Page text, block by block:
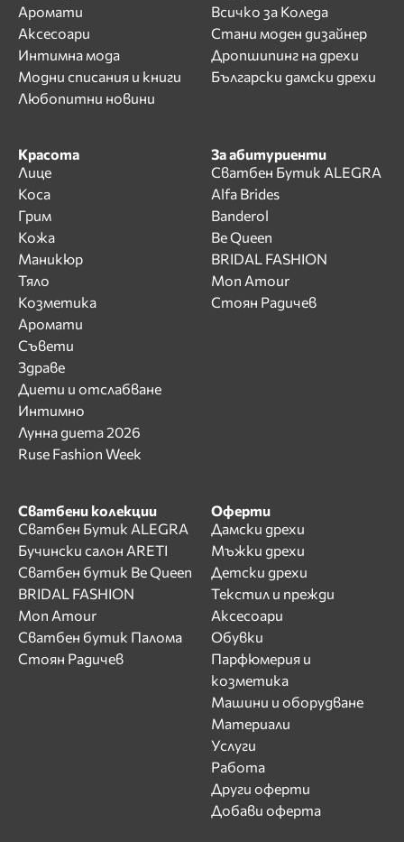
Аромати
Аксесоари
Интимна мода
Модни списания и книги
Любопитни новини
Всичко за Коледа
Стани моден дизайнер
Дропшипинг на дрехи
Български дамски дрехи
Красота
Лице
Коса
Грим
Кожа
Маникюр
Тяло
Козметика
Аромати
Съвети
Здраве
Диети и отслабване
Интимно
Лунна диета 2026
Ruse Fashion Week
За абитуриенти
Сватбен Бутик ALEGRA
Alfa Brides
Banderol
Be Queen
BRIDAL FASHION
Mon Amour
Стоян Радичев
Сватбени колекции
Сватбен Бутик ALEGRA
Бучински салон ARETI
Сватбен бутик Be Queen
BRIDAL FASHION
Mon Amour
Сватбен бутик Палома
Стоян Радичев
Оферти
Дамски дрехи
Мъжки дрехи
Детски дрехи
Текстил и прежди
Аксесоари
Обувки
Парфюмерия и
козметика
Машини и оборудване
Материали
Услуги
Работа
Други оферти
Добави оферта